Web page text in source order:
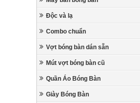
Độc và lạ
Combo chuẩn
Vợt bóng bàn dán sẵn
Mút vợt bóng bàn cũ
Quần Áo Bóng Bàn
Giày Bóng Bàn